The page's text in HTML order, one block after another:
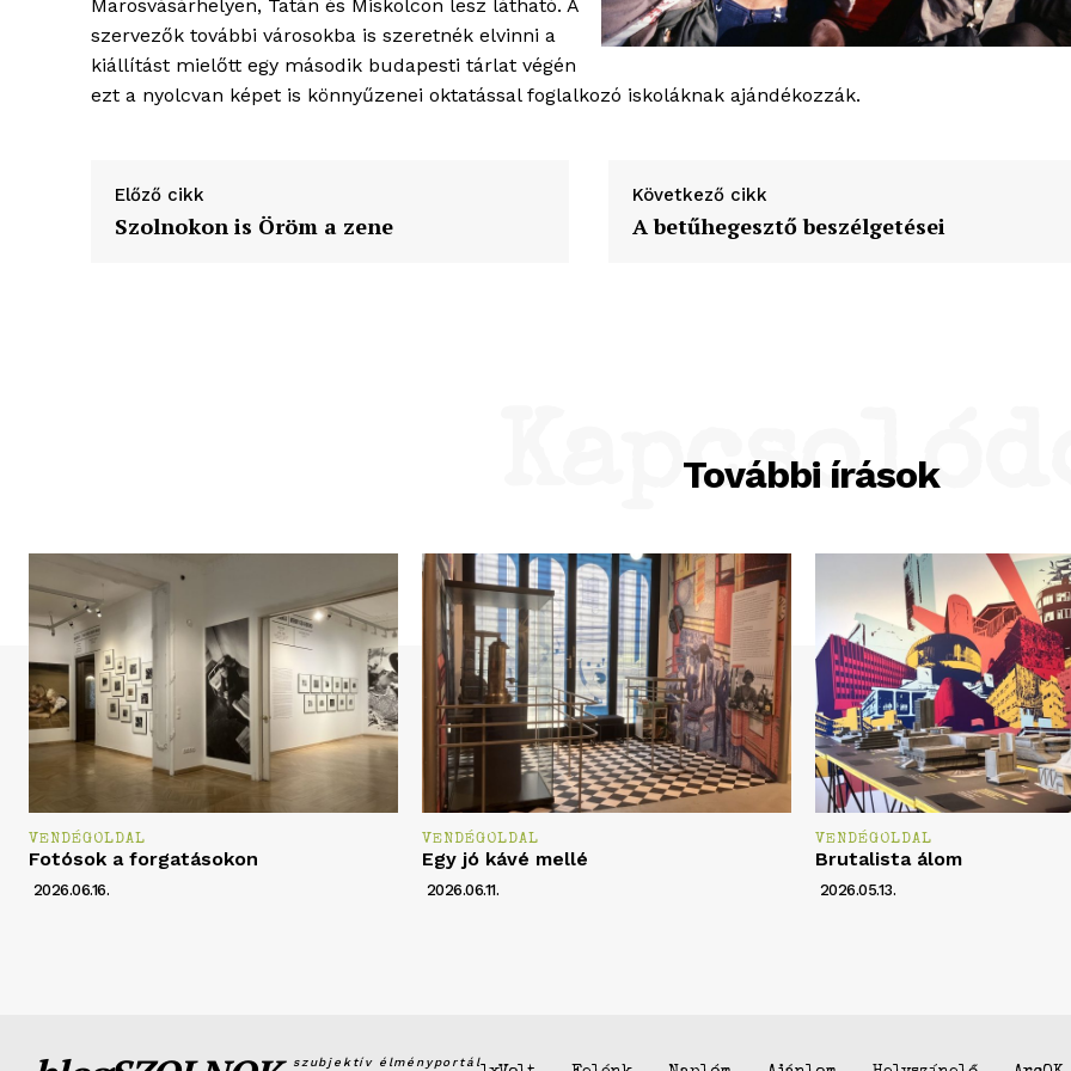
Marosvásárhelyen, Tatán és Miskolcon lesz látható. A
szervezők további városokba is szeretnék elvinni a
kiállítást mielőtt egy második budapesti tárlat végén
ezt a nyolcvan képet is könnyűzenei oktatással foglalkozó iskoláknak ajándékozzák.
Előző cikk
Szolnokon is Öröm a zene
Következő cikk
A betűhegesztő beszélgetései
További írások
VENDÉGOLDAL
Fotósok a forgatásokon
2026.06.16.
VENDÉGOLDAL
Egy jó kávé mellé
2026.06.11.
VENDÉGOLDAL
Brutalista álom
2026.05.13.
szubjektív élményportál